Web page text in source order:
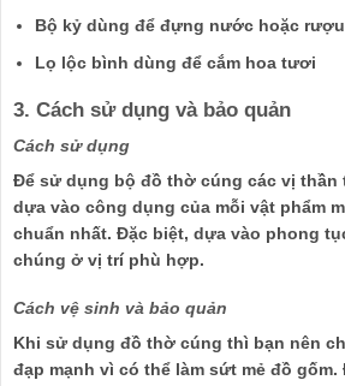
Bộ kỷ dùng để đựng nước hoặc rượu
Lọ lộc bình dùng để cắm hoa tươi
3. Cách sử dụng và bảo quản
Cách sử dụng
Để sử dụng bộ đồ thờ cúng các vị thần
dựa vào công dụng của mỗi vật phẩm
chuẩn nhất. Đặc biệt, dựa vào phong
chúng ở vị trí phù hợp.
Cách vệ sinh và bảo quản
Khi sử dụng đồ thờ cúng thì bạn nên
đạp mạnh vì có thể làm sứt mẻ đồ